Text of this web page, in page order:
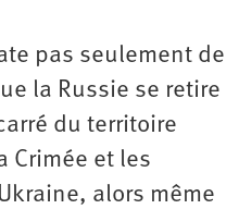
pas seulement de
la Russie se retire
du territoire
Crimée et les
alors même